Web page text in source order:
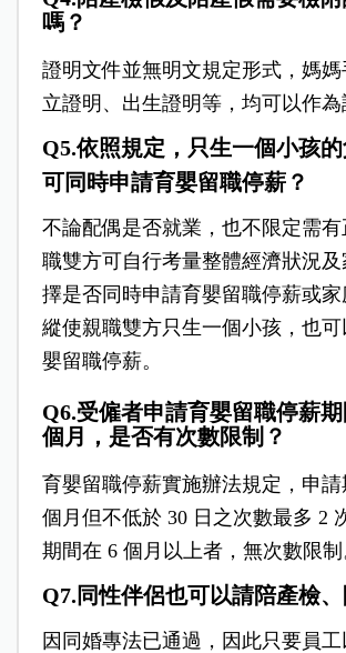
嗎？
證明文件並無明文規定形式，媽
立證明、出生證明等，均可以作為
Q5.依照規定，只生一個小孩
可同時申請育嬰留職停薪？
不論配偶是否就業，也不限定需
職雙方可自行考量整體經濟狀況
擇是否同時申請育嬰留職停薪或
縱使親職雙方只生一個小孩，也
嬰留職停薪。
Q6.受僱者申請育嬰留職停薪
個月，是否有次數限制？
育嬰留職停薪實施辦法規定，申
個月但不低於 30 日之次數最多 2
期間在 6 個月以上者，無次數限制
Q7.同性伴侶也可以請陪產檢
因同婚專法已通過，因此只要員